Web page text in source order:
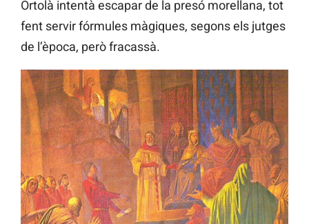
Ortolà intentà escapar de la presó morellana, tot
fent servir fórmules màgiques, segons els jutges
de l’època, però fracassà.